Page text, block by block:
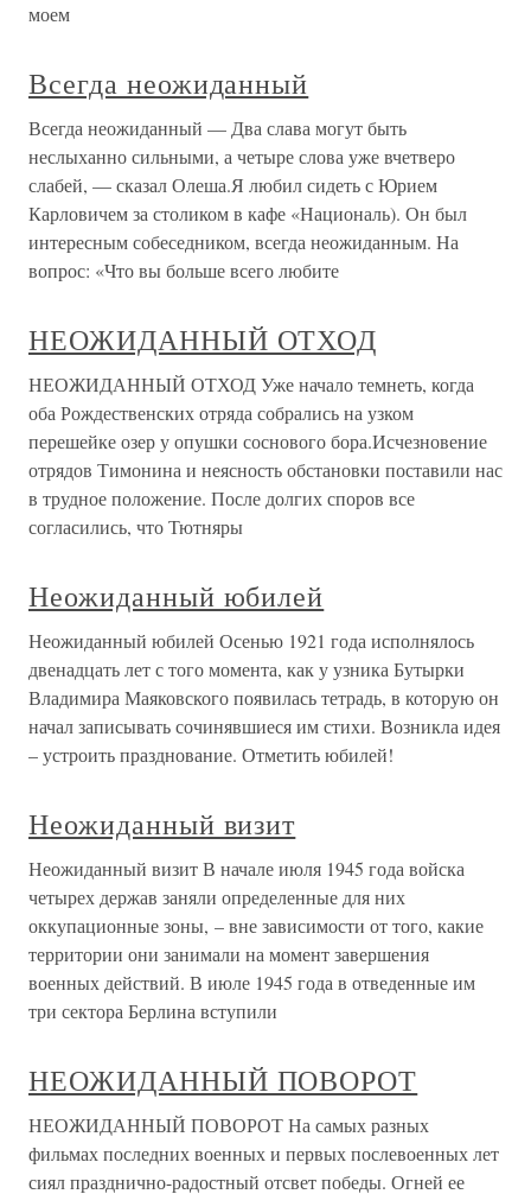
моем
Всегда неожиданный
Всегда неожиданный — Два слава могут быть
неслыханно сильными, а четыре слова уже вчетверо
слабей, — сказал Олеша.Я любил сидеть с Юрием
Карловичем за столиком в кафе «Националь). Он был
интересным собеседником, всегда неожиданным. На
вопрос: «Что вы больше всего любите
НЕОЖИДАННЫЙ ОТХОД
НЕОЖИДАННЫЙ ОТХОД Уже начало темнеть, когда
оба Рождественских отряда собрались на узком
перешейке озер у опушки соснового бора.Исчезновение
отрядов Тимонина и неясность обстановки поставили нас
в трудное положение. После долгих споров все
согласились, что Тютняры
Неожиданный юбилей
Неожиданный юбилей Осенью 1921 года исполнялось
двенадцать лет с того момента, как у узника Бутырки
Владимира Маяковского появилась тетрадь, в которую он
начал записывать сочинявшиеся им стихи. Возникла идея
– устроить празднование. Отметить юбилей!
Неожиданный визит
Неожиданный визит В начале июля 1945 года войска
четырех держав заняли определенные для них
оккупационные зоны, – вне зависимости от того, какие
территории они занимали на момент завершения
военных действий. В июле 1945 года в отведенные им
три сектора Берлина вступили
НЕОЖИДАННЫЙ ПОВОРОТ
НЕОЖИДАННЫЙ ПОВОРОТ На самых разных
фильмах последних военных и первых послевоенных лет
сиял празднично-радостный отсвет победы. Огней ее